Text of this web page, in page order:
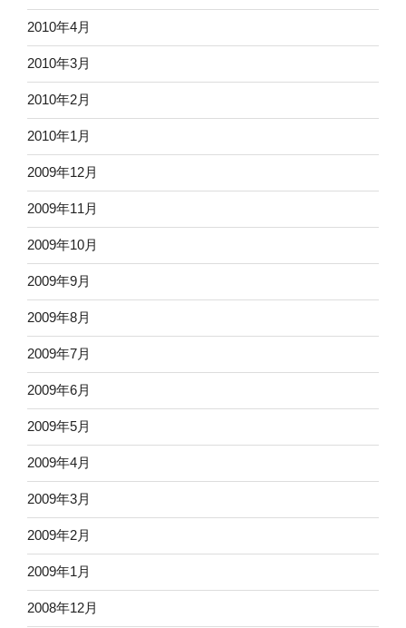
2010年4月
2010年3月
2010年2月
2010年1月
2009年12月
2009年11月
2009年10月
2009年9月
2009年8月
2009年7月
2009年6月
2009年5月
2009年4月
2009年3月
2009年2月
2009年1月
2008年12月